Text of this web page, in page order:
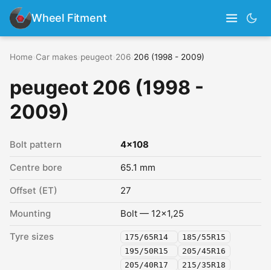
Wheel Fitment
Home Car makes peugeot 206 206 (1998 - 2009)
peugeot 206 (1998 -
2009)
Bolt pattern 4x108
Centre bore 65.1 mm
Offset (ET) 27
Mounting Bolt — 12x1,25
Tyre sizes 175/65R14
185/55R15
195/50R15
205/45R16
205/40R17
215/35R18